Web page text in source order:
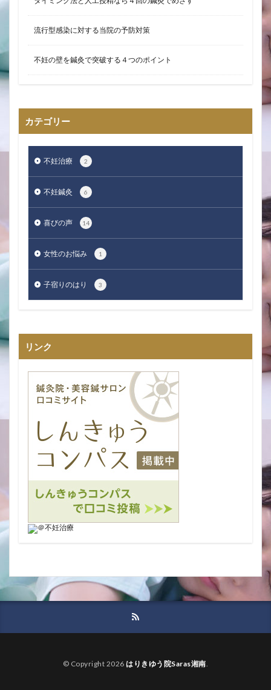
流行型感染に対する当院の予防対策
不妊の壁を鍼灸で突破する４つのポイント
カテゴリー
不妊治療 2
不妊鍼灸 6
喜びの声 14
女性のお悩み 1
子宿りのはり 3
リンク
© Copyright 2026はりきゆう院Saras湘南.